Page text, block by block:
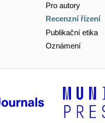
Pro autory
Recenzní řízení
Publikační etika
Oznámení